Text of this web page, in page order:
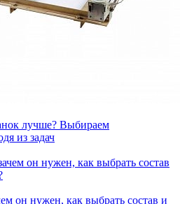
лучше? Выбираем
из задач
он нужен, как выбрать состав и